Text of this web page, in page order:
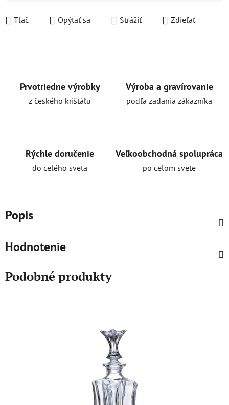
Tlač
Opýtať sa Strážiť Zdieľať
Prvotriedne výrobky
z českého krištáľu
Výroba a gravírovanie
podľa zadania zákazníka
Rýchle doručenie
do celého sveta
Veľkoobchodná spolupráca
po celom svete
Popis
Hodnotenie
Podobné produkty